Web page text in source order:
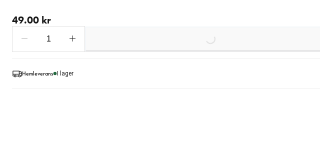
49.00 kr
Loading...
Hemleverans I lager